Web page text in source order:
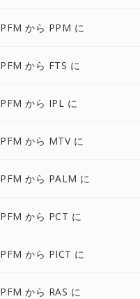
PFM から PPM に
PFM から FTS に
PFM から IPL に
PFM から MTV に
PFM から PALM に
PFM から PCT に
PFM から PICT に
PFM から RAS に